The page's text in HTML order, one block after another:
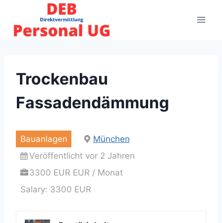
springen
Trockenbau
Fassadendämmung
Bauanlagen
München
Veröffentlicht vor 2 Jahren
3300 EUR EUR / Monat
Salary: 3300 EUR